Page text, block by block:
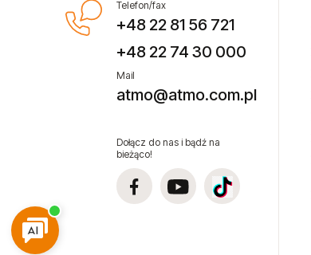
Odzież ochronna
Podajniki nitów
Podajniki śrub i wkrętów
Przewody ciśnieniowe
Wyprzedaże
Telefon/fax
+48 22 81 56 721
+48 22 74 30 000
Mail
atmo@atmo.com.pl
Dołącz do nas i bądź na
bieżąco!